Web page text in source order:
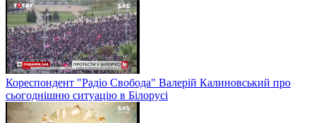
Кореспондент "Радіо Свобода" Валерій Калиновський про
сьогоднішню ситуацію в Білорусі